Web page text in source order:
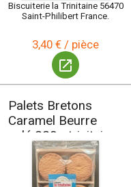
Biscuiterie la Trinitaine 56470
Saint-Philibert France.
3,40 € / pièce
launch
Palets Bretons
Caramel Beurre
salé 220g trinitaine